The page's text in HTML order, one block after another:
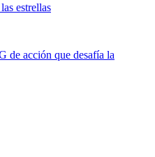
estrellas
de acción que desafía la